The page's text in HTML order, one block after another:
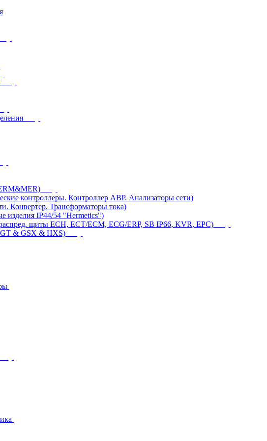
контроллеры. Контроллер АВР. Анализаторы сети)
Конвертер. Трансформаторы тока)
изделия IP44/54 "Hermetics")
щиты ECH, ECT/ECM, ECG/ERP, SB IP66, KVR, EPC)
& GSX & HXS)